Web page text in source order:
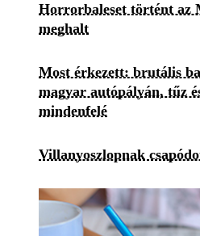
Horrorbaleset történt az
meghalt
Most érkezett: brutális
magyar autópályán, tűz
mindenfelé
Villanyoszlopnak